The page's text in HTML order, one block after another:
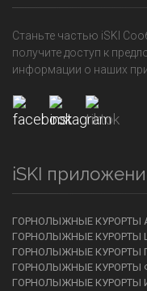
Станьте частью iSKI
получите доступ к
информации о наших
iSKI
ГОРНОЛЫЖНЫЕ КУРОРТЫ
ГОРНОЛЫЖНЫЕ КУРОРТЫ
ГОРНОЛЫЖНЫЕ КУРОРТЫ
ГОРНОЛЫЖНЫЕ КУРОРТЫ
ГОРНОЛЫЖНЫЕ КУРОРТЫ